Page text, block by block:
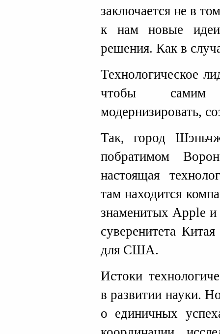
заключается не в
к нам новые идеи,
решения. Как в
Технологическое
чтобы самим
модернизировать,
Так, город
побратимом
настоящая
там находится
знаменитых Apple
суверенитета
для США.
Истоки
в развитии науки.
о единичных